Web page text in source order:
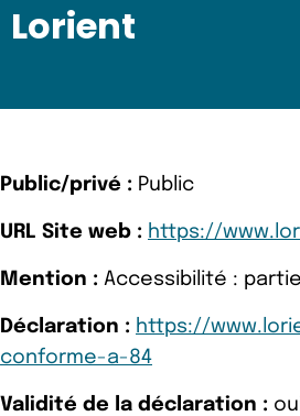
Lorient
Public/privé : Public
URL Site web : https://
Mention : Accessibilité :
Déclaration : https://
conforme-a-84
Validité de la déclaration :